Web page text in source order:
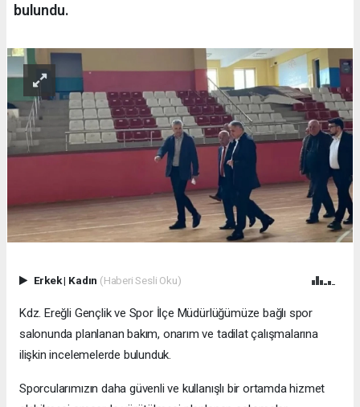
bulundu.
Erkek| Kadın (Haberi Sesli Oku)
Kdz. Ereğli Gençlik ve Spor İlçe Müdürlüğümüze bağlı spor
salonunda planlanan bakım, onarım ve tadilat çalışmalarına
ilişkin incelemelerde bulunduk.
Sporcularımızın daha güvenli ve kullanışlı bir ortamda hizmet